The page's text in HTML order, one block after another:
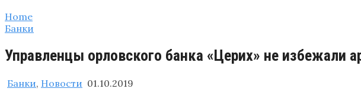
Home
Банки
Управленцы орловского банка «Церих» не избежали
Банки, Новости 01.10.2019